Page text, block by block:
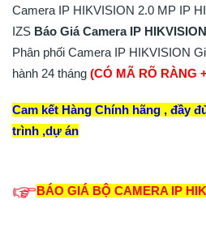
Camera IP HIKVISION 2.0 MP IP
IZS Báo Giá Camera IP
Phân phối Camera IP HIKVISION
hành 24 tháng (CÓ MÃ RÕ RÀNG
Cam kết Hàng Chính hãng , đầy
trình ,dự án
BÁO GIÁ BỘ CAMERA IP